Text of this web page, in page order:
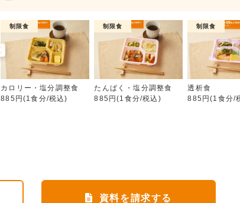
カロリー・塩分調整食
制限食
カロリー・塩分調整食
885円(1食分/税込)
制限食
たんぱく・塩分調整食
885円(1食分/税込)
制限食
透析食
885円(1食分/
資料を請求する